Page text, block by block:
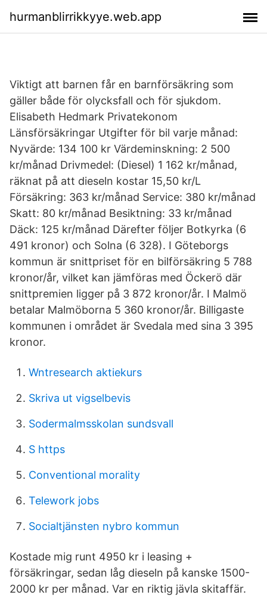
hurmanblirrikkyye.web.app
Viktigt att barnen får en barnförsäkring som
gäller både för olycksfall och för sjukdom.
Elisabeth Hedmark Privatekonom
Länsförsäkringar Utgifter för bil varje månad:
Nyvärde: 134 100 kr Värdeminskning: 2 500
kr/månad Drivmedel: (Diesel) 1 162 kr/månad,
räknat på att dieseln kostar 15,50 kr/L
Försäkring: 363 kr/månad Service: 380 kr/månad
Skatt: 80 kr/månad Besiktning: 33 kr/månad
Däck: 125 kr/månad Därefter följer Botkyrka (6
491 kronor) och Solna (6 328). I Göteborgs
kommun är snittpriset för en bilförsäkring 5 788
kronor/år, vilket kan jämföras med Öckerö där
snittpremien ligger på 3 872 kronor/år. I Malmö
betalar Malmöborna 5 360 kronor/år. Billigaste
kommunen i området är Svedala med sina 3 395
kronor.
Wntresearch aktiekurs
Skriva ut vigselbevis
Sodermalmsskolan sundsvall
S https
Conventional morality
Telework jobs
Socialtjänsten nybro kommun
Kostade mig runt 4950 kr i leasing +
försäkringar, sedan låg dieseln på kanske 1500-
2000 kr per månad. Var en riktig jävla skitaffär.